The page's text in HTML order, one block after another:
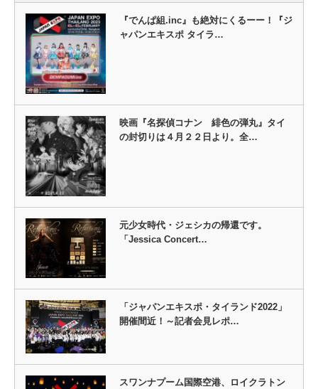
『でんぱ組.inc』も絶対にくるーー！『ジ
ャパンエキスポ タイラ…
映画『名探偵コナン 緋色の弾丸』タイ
の封切りは４月２２日より。全…
元少女時代・ジェシカの帰還です。
「Jessica Concert…
「ジャパンエキスポ・タイランド2022」
開催間近！～記者会見レポ…
スワンナプーム国際空港、ロイクラトン